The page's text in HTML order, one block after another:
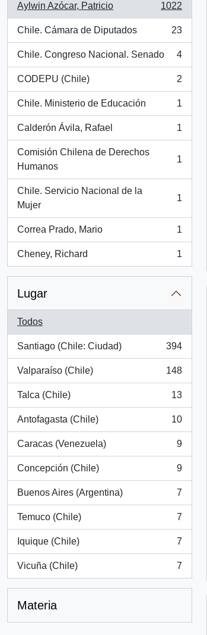
Aylwin Azócar, Patricio
, 1022 resultados
1022
Chile. Cámara de Diputados
, 23 resultados
23
Chile. Congreso Nacional. Senado
, 4 resultados
4
CODEPU (Chile)
, 2 resultados
2
Chile. Ministerio de Educación
, 1 resultados
1
Calderón Ávila, Rafael
, 1 resultados
1
Comisión Chilena de Derechos
Humanos
, 1 resultados
1
Chile. Servicio Nacional de la
Mujer
, 1 resultados
1
Correa Prado, Mario
, 1 resultados
1
Cheney, Richard
, 1 resultados
1
Lugar
Todos
Santiago (Chile: Ciudad)
, 394 resultados
394
Valparaíso (Chile)
, 148 resultados
148
Talca (Chile)
, 13 resultados
13
Antofagasta (Chile)
, 10 resultados
10
Caracas (Venezuela)
, 9 resultados
9
Concepción (Chile)
, 9 resultados
9
Buenos Aires (Argentina)
, 7 resultados
7
Temuco (Chile)
, 7 resultados
7
Iquique (Chile)
, 7 resultados
7
Vicuña (Chile)
, 7 resultados
7
Materia